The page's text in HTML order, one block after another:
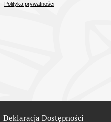
Polityka prywatności
Deklaracja Dostępności